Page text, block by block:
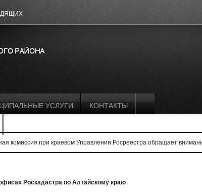
УСЛУГИ КОНТАКТЫ
комиссия при краевом Управлении Росреестра обращает
Роскадастра по Алтайскому краю